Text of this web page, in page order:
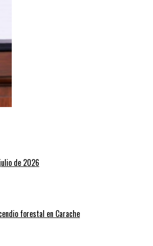
de 2026
forestal en Carache